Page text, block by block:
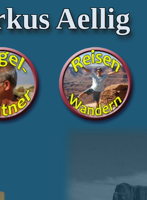
Aellig